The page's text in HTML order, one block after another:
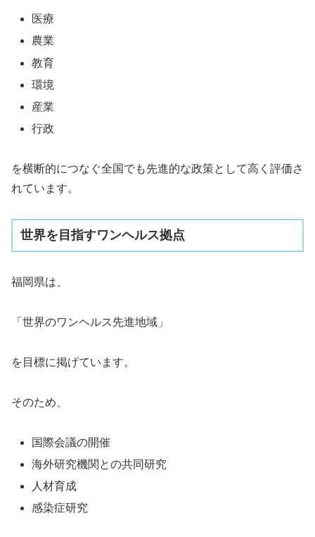
医療
農業
教育
環境
産業
行政
を横断的につなぐ全国でも先進的な政策として高く評価さ
れています。
世界を目指すワンヘルス拠点
福岡県は、
「世界のワンヘルス先進地域」
を目標に掲げています。
そのため、
国際会議の開催
海外研究機関との共同研究
人材育成
感染症研究